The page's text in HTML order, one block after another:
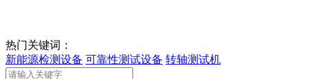
热门关键词：
新能源检测设备 可靠性测试设备 转轴测试机